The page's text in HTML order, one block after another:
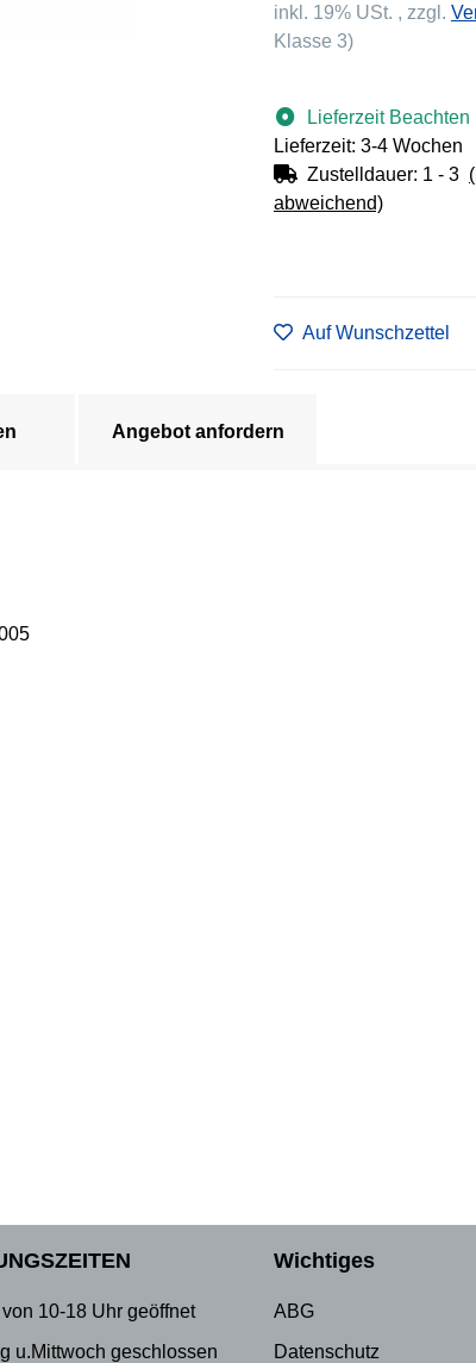
inkl. 19% USt. , zzgl.
Klasse 3)
Lieferzeit Beachten
Lieferzeit: 3-4 Wochen
Zustelldauer: 1 - 3
abweichend)
Auf Wunschzettel
Angebot anfordern
10-18 Uhr geöffnet
u.Mittwoch geschlossen
Wichtiges
ABG
Datenschutz